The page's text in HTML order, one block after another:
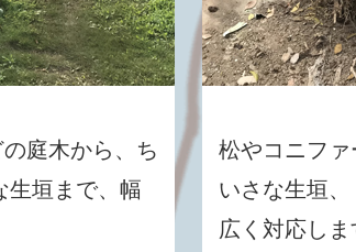
庭木から、ち
生垣まで、幅
松やコニフ
いさな生垣
広く対応しま